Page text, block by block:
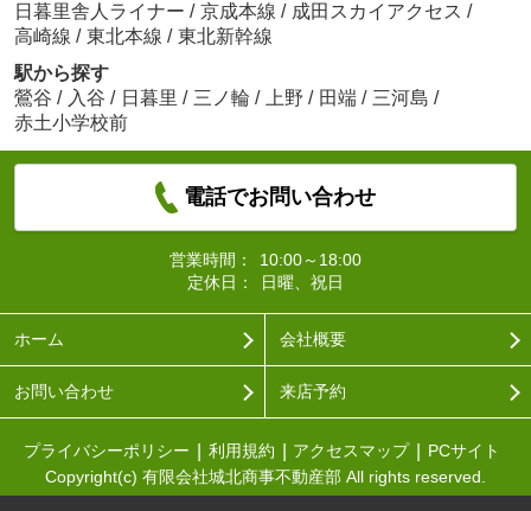
日暮里舎人ライナー / 京成本線 / 成田スカイアクセス /
高崎線 / 東北本線 / 東北新幹線
駅から探す
鶯谷 / 入谷 / 日暮里 / 三ノ輪 / 上野 / 田端 / 三河島 /
赤土小学校前
電話でお問い合わせ
営業時間：
10:00～18:00
定休日：
日曜、祝日
ホーム 会社概要
お問い合わせ 来店予約
プライバシーポリシー 利用規約 アクセスマップ
PCサイト
Copyright(c) 有限会社城北商事不動産部 All rights reserved.